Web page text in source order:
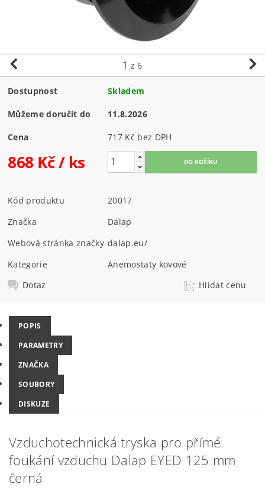
1 z 6
Dostupnost Skladem
Můžeme doručit do 11.8.2026
Cena 717 Kč bez DPH
868 Kč/ ks
Kód produktu
20017
Značka
Dalap
Webová stránka značky dalap.eu/
Kategorie
Anemostaty kovové
Dotaz
Hlídat cenu
POPIS
PARAMETRY
ZNAČKA
SOUBORY
DISKUZE
Vzduchotechnická tryska pro přímé
foukání vzduchu Dalap EYED 125 mm
černá